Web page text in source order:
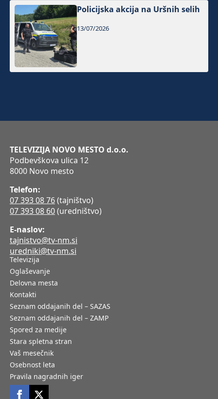
Policijska akcija na Uršnih selih
13/07/2026
TELEVIZIJA NOVO MESTO d.o.o.
Podbevškova ulica 12
8000 Novo mesto
Telefon:
07 393 08 76(tajništvo)
07 393 08 60(uredništvo)
E-naslov:
tajnistvo@tv-nm.si
uredniki@tv-nm.si
Televizija
Oglaševanje
Delovna mesta
Kontakti
Seznam oddajanih del – SAZAS
Seznam oddajanih del – ZAMP
Spored za medije
Stara spletna stran
Vaš mesečnik
Osebnost leta
Pravila nagradnih iger